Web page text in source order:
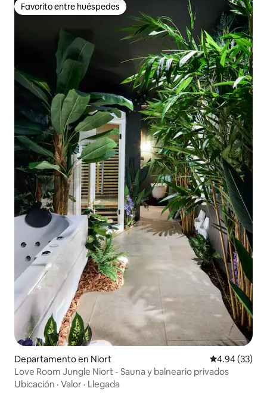
Favorito entre huéspedes
Favorito entre huéspedes
Departamento en Niort Calificación
4.94 (33)
Love Room Jungle Niort - Sauna y balneario privados
Ubicación · Valor · Llegada